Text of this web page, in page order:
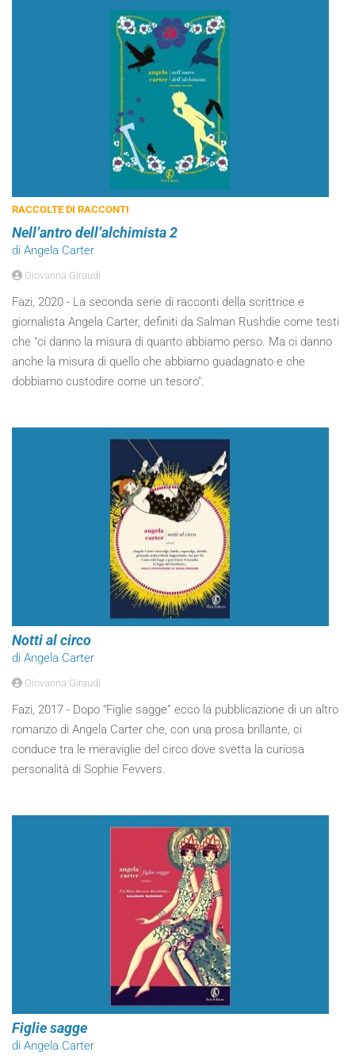
RACCOLTE DI RACCONTI
Nell’antro dell’alchimista 2
di Angela Carter
Giovanna Giraudi
Fazi, 2020 - La seconda serie di racconti della scrittrice e
giornalista Angela Carter, definiti da Salman Rushdie come testi
che "ci danno la misura di quanto abbiamo perso. Ma ci danno
anche la misura di quello che abbiamo guadagnato e che
dobbiamo custodire come un tesoro".
Notti al circo
di Angela Carter
Giovanna Giraudi
Fazi, 2017 - Dopo “Figlie sagge” ecco la pubblicazione di un altro
romanzo di Angela Carter che, con una prosa brillante, ci
conduce tra le meraviglie del circo dove svetta la curiosa
personalità di Sophie Fevvers.
Figlie sagge
di Angela Carter